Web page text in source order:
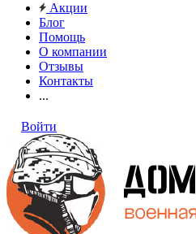
Акции
Блог
Помощь
О компании
Отзывы
Контакты
...
Войти